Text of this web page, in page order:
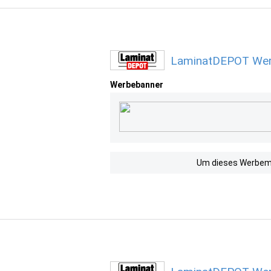
LaminatDEPOT
Werbebanner
Um dieses